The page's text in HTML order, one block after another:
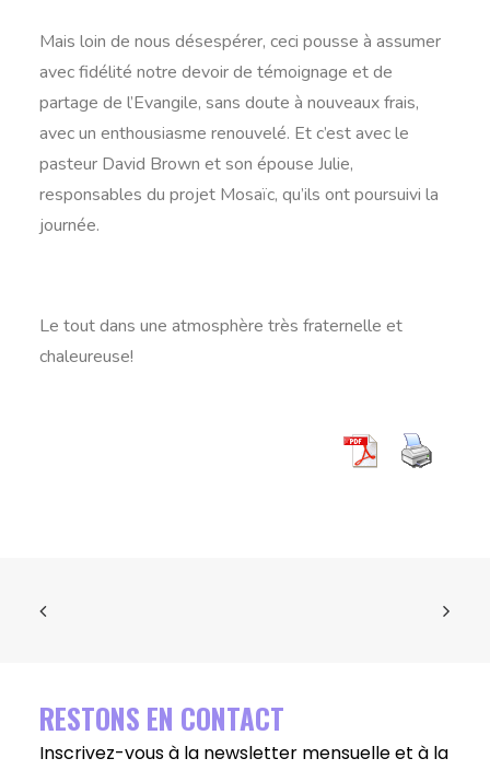
Mais loin de nous désespérer, ceci pousse à assumer
avec fidélité notre devoir de témoignage et de
partage de l’Evangile, sans doute à nouveaux frais,
avec un enthousiasme renouvelé. Et c’est avec le
pasteur David Brown et son épouse Julie,
responsables du projet Mosaïc, qu’ils ont poursuivi la
journée.
Le tout dans une atmosphère très fraternelle et
chaleureuse!
RESTONS EN CONTACT
Inscrivez-vous à la newsletter mensuelle et à la